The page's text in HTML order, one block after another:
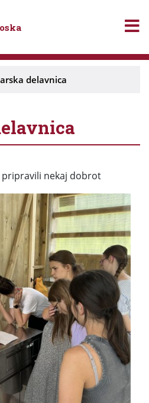
delavnica
pripravili nekaj dobrot